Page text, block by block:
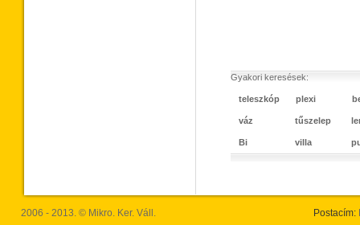
Gyakori keresések:
teleszkóp plexi
váz tűszelep
Bi villa
2006 - 2013. © Mikro. Ker. Váll. Postacím: